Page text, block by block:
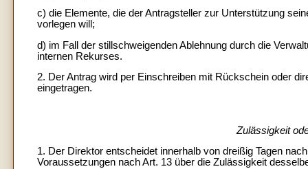
c) die Elemente, die der Antragsteller zur Unterstützung
vorlegen will;
d) im Fall der stillschweigenden Ablehnung durch die
internen Rekurses.
2. Der Antrag wird per Einschreiben mit Rückschein oder
eingetragen.
Zulässigkeit
1. Der Direktor entscheidet innerhalb von dreißig Tagen
Voraussetzungen nach Art. 13 über die Zulässigkeit